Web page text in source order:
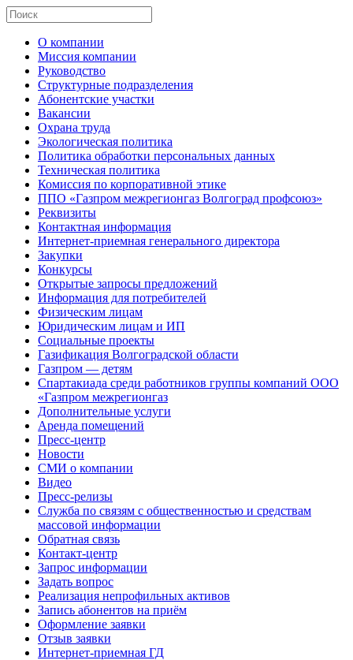
О компании
Миссия компании
Руководство
Структурные подразделения
Абонентские участки
Вакансии
Охрана труда
Экологическая политика
Политика обработки персональных данных
Техническая политика
Комиссия по корпоративной этике
ППО «Газпром межрегионгаз Волгоград профсоюз»
Реквизиты
Контактная информация
Интернет-приемная генерального директора
Закупки
Конкурсы
Открытые запросы предложений
Информация для потребителей
Физическим лицам
Юридическим лицам и ИП
Социальные проекты
Газификация Волгоградской области
Газпром — детям
Спартакиада среди работников группы компаний ООО
«Газпром межрегионгаз
Дополнительные услуги
Аренда помещений
Пресс-центр
Новости
СМИ о компании
Видео
Пресс-релизы
Служба по связям с общественностью и средствам
массовой информации
Обратная связь
Контакт-центр
Запрос информации
Задать вопрос
Реализация непрофильных активов
Запись абонентов на приём
Оформление заявки
Отзыв заявки
Интернет-приемная ГД